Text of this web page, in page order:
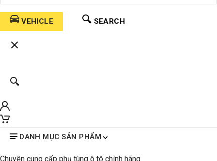
VEHICLE SEARCH
DANH MỤC SẢN PHẨM
Chuyên cung cấp phụ tùng ô tô chính hãng